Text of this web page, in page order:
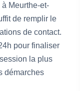
Meurthe-et-
de remplir le
de contact.
pour finaliser
la plus
démarches